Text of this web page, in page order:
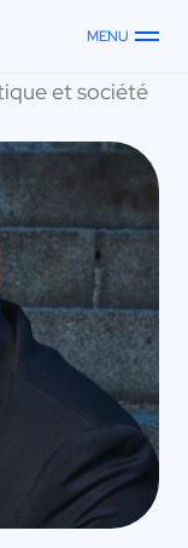
MENU
et société